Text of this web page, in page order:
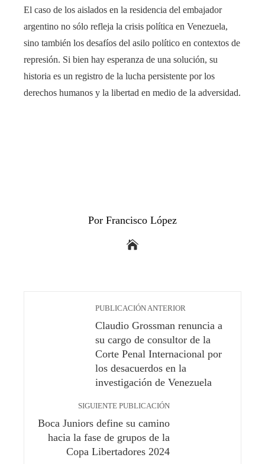
El caso de los aislados en la residencia del embajador
argentino no sólo refleja la crisis política en Venezuela,
sino también los desafíos del asilo político en contextos de
represión. Si bien hay esperanza de una solución, su
historia es un registro de la lucha persistente por los
derechos humanos y la libertad en medio de la adversidad.
Por Francisco López
PUBLICACIÓN ANTERIOR
Claudio Grossman renuncia a
su cargo de consultor de la
Corte Penal Internacional por
los desacuerdos en la
investigación de Venezuela
SIGUIENTE PUBLICACIÓN
Boca Juniors define su camino
hacia la fase de grupos de la
Copa Libertadores 2024